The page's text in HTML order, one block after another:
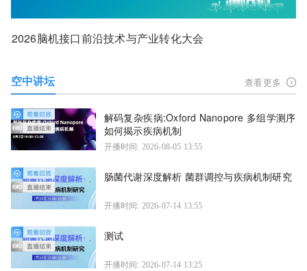
2026脑机接口前沿技术与产业转化大会
空中讲坛 查看更多
解码复杂疾病:Oxford Nanopore 多组学测序
如何揭示疾病机制
开播时间: 2026-08-05 13:55
肠菌代谢深度解析 菌群调控与疾病机制研究
开播时间: 2026-07-14 13:55
测试
开播时间: 2026-07-14 13:25